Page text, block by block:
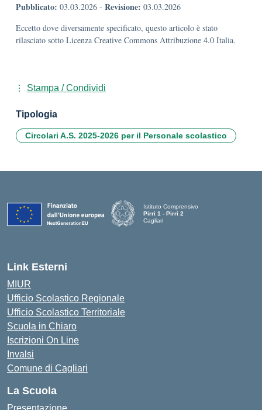
Pubblicato: 03.03.2026 - Revisione: 03.03.2026
Eccetto dove diversamente specificato, questo articolo è stato
rilasciato sotto Licenza Creative Commons Attribuzione 4.0 Italia.
Stampa / Condividi
Tipologia
Circolari A.S. 2025-2026 per il Personale scolastico
Istituto Comprensivo
Pirri 1 - Pirri 2
Cagliari
Link Esterni
MIUR
Ufficio Scolastico Regionale
Ufficio Scolastico Territoriale
Scuola in Chiaro
Iscrizioni On Line
Invalsi
Comune di Cagliari
La Scuola
Presentazione